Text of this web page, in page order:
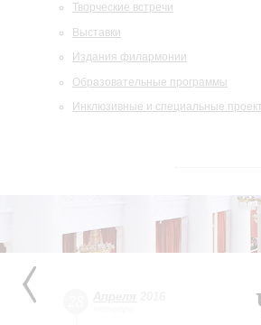
Творческие встречи
Выставки
Издания филармонии
Образовательные программы
Инклюзивные и специальные